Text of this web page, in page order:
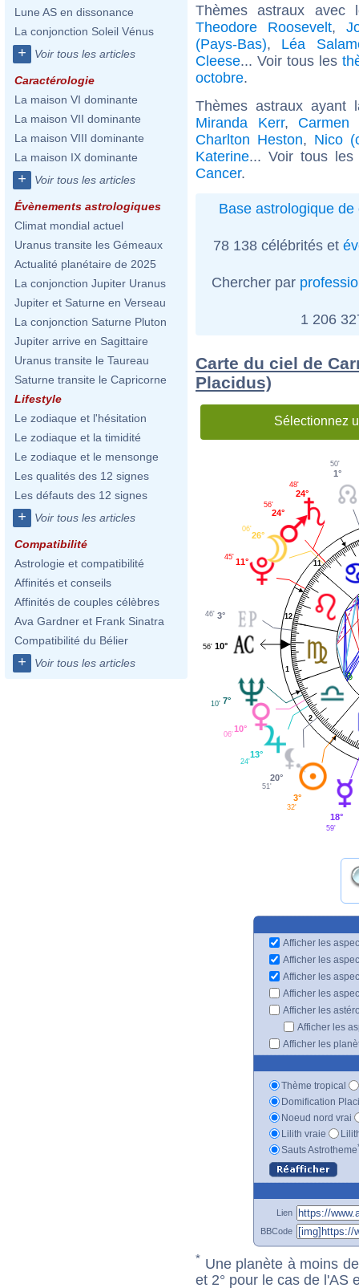
Lune AS en dissonance
La conjonction Soleil Vénus
+ Voir tous les articles
Caractérologie
La maison VI dominante
La maison VII dominante
La maison VIII dominante
La maison IX dominante
+ Voir tous les articles
Évènements astrologiques
Climat mondial actuel
Uranus transite les Gémeaux
Actualité planétaire de 2025
La conjonction Jupiter Uranus
Jupiter et Saturne en Verseau
La conjonction Saturne Pluton
Jupiter arrive en Sagittaire
Uranus transite le Taureau
Saturne transite le Capricorne
Lifestyle
Le zodiaque et l'hésitation
Le zodiaque et la timidité
Le zodiaque et le mensonge
Les qualités des 12 signes
Les défauts des 12 signes
+ Voir tous les articles
Compatibilité
Astrologie et compatibilité
Affinités et conseils
Affinités de couples célèbres
Ava Gardner et Frank Sinatra
Compatibilité du Bélier
+ Voir tous les articles
Thèmes astraux
Theodore Roosevelt,
(Pays-Bas), Léa
Cleese... Voir tous les
octobre.
Thèmes astraux
Miranda Kerr, Carmen
Charlton Heston, Nico
Katerine... Voir tous
Cancer.
Base astrologique de
78 138 célébrités et
Chercher par
1 206
Carte du ciel de
Placidus)
Sélectionnez
1
2
11
12
1°
50'
24°
48'
24°
56'
26°
06'
11°
45'
3°
46'
10°
56'
7°
10'
10°
06'
13°
24'
20°
51'
3°
32'
18°
59'
Afficher les
Afficher les
Afficher les
Afficher les
Afficher les
Afficher les
Afficher les
Thème tropical
Domification
Noeud nord vrai
Lilith vraie
Sauts Astrotheme
Lien
BBCode
* Une planète à moins
et 2° pour le cas de l'AS